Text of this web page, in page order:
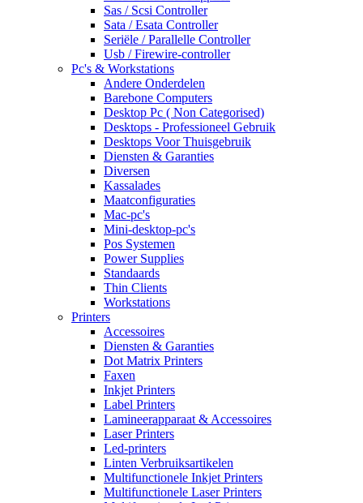
Sas / Scsi Controller
Sata / Esata Controller
Seriële / Parallelle Controller
Usb / Firewire-controller
Pc's & Workstations
Andere Onderdelen
Barebone Computers
Desktop Pc ( Non Categorised)
Desktops - Professioneel Gebruik
Desktops Voor Thuisgebruik
Diensten & Garanties
Diversen
Kassalades
Maatconfiguraties
Mac-pc's
Mini-desktop-pc's
Pos Systemen
Power Supplies
Standaards
Thin Clients
Workstations
Printers
Accessoires
Diensten & Garanties
Dot Matrix Printers
Faxen
Inkjet Printers
Label Printers
Lamineerapparaat & Accessoires
Laser Printers
Led-printers
Linten Verbruiksartikelen
Multifunctionele Inkjet Printers
Multifunctionele Laser Printers